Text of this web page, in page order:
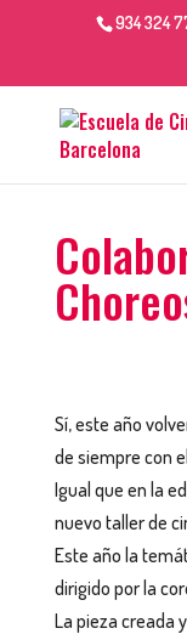
934 324
Sí, este año
de siempre con
Igual que en la
nuevo taller de
Este año la
dirigido por la
La pieza creada